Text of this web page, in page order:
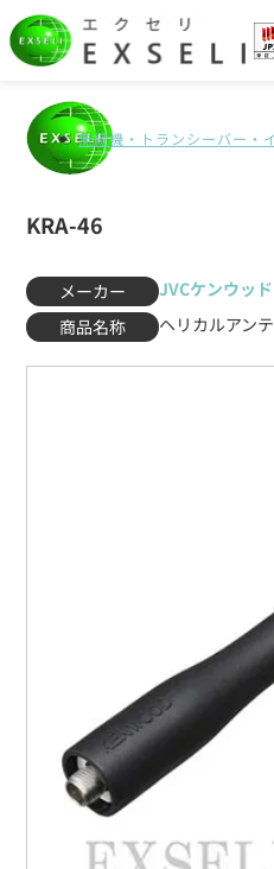
無線機・トランシーバー・
KRA-46
メーカー
JVCケンウッ
商品名称
ヘリカルアン